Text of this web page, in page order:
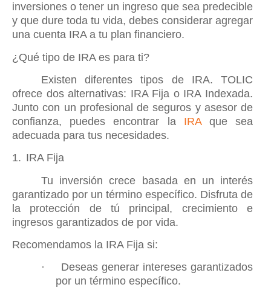
inversiones o tener un ingreso que sea predecible
y que dure toda tu vida, debes considerar agregar
una cuenta IRA a tu plan financiero.
¿Qué tipo de IRA es para ti?
Existen diferentes tipos de IRA. TOLIC
ofrece dos alternativas: IRA Fija o IRA Indexada.
Junto con un profesional de seguros y asesor de
confianza, puedes encontrar la IRAque sea
adecuada para tus necesidades.
1. IRA Fija
Tu inversión crece basada en un interés
garantizado por un término específico. Disfruta de
la protección de tú principal, crecimiento e
ingresos garantizados de por vida.
Recomendamos la IRA Fija si:
·
Deseas generar intereses garantizados
por un término específico.